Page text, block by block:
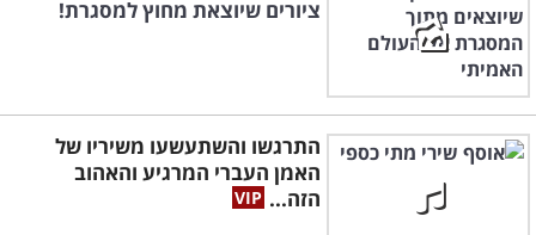
ציורים שיוצאת מחוץ למסגרת!
התרגשו והשתעשעו משיריו של
האמן העברי המרגיע והאהוב
הזה...